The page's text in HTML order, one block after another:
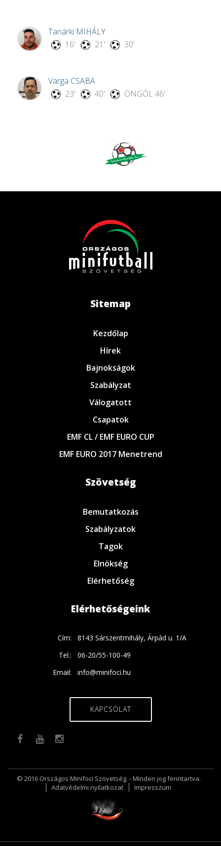
Tanárki MIHÁLY
16'
21' 30'
Varga CSABA
23'
40' ÖNGÓL46'
Sitemap
Kezdőlap
Hírek
Bajnokságok
Szabályzat
Válogatott
Csapatok
EMF CL / EMF EURO CUP
EMF EURO 2017 Menetrend
Szövetség
Bemutatkozás
Szabályzatok
Tagok
Elnökség
Elérhetőség
Elérhetőségeink
Cím:
8143 Sárszentmihály, Árpád u. 1/A
Tel.:
06-20/55-100-49
Email:
info@minifoci.hu
KAPCSOLAT
© 2016 Országos Minifoci Szövetség. - Minden jog fenntartva.
Adatvédelmi nyilatkozat
Impresszum